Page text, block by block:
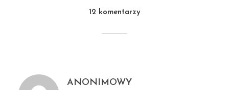
12 komentarzy
ANONIMOWY